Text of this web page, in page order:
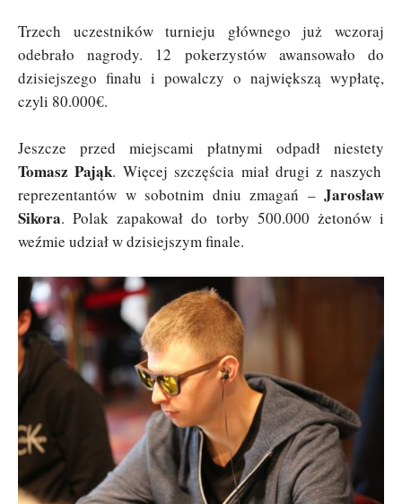
Trzech uczestników turnieju głównego już wczoraj
odebrało nagrody. 12 pokerzystów awansowało do
dzisiejszego finału i powalczy o największą wypłatę,
czyli 80.000€.
Jeszcze przed miejscami płatnymi odpadł niestety
Tomasz Pająk. Więcej szczęścia miał drugi z naszych
reprezentantów w sobotnim dniu zmagań – Jarosław
Sikora. Polak zapakował do torby 500.000 żetonów i
weźmie udział w dzisiejszym finale.